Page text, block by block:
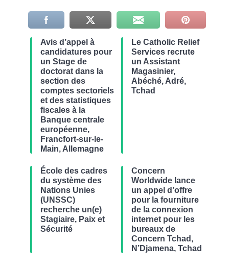
Avis d’appel à
candidatures pour
un Stage de
doctorat dans la
section des
comptes sectoriels
et des statistiques
fiscales à la
Banque centrale
européenne,
Francfort-sur-le-
Main, Allemagne
Le Catholic Relief
Services recrute
un Assistant
Magasinier,
Abéché, Adré,
Tchad
École des cadres
du système des
Nations Unies
(UNSSC)
recherche un(e)
Stagiaire, Paix et
Sécurité
Concern
Worldwide lance
un appel d’offre
pour la fourniture
de la connexion
internet pour les
bureaux de
Concern Tchad,
N’Djamena, Tchad